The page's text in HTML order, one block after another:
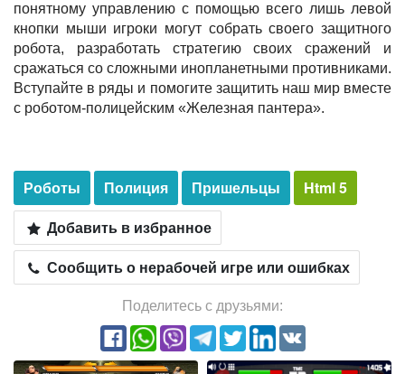
понятному управлению с помощью всего лишь левой
кнопки мыши игроки могут собрать своего защитного
робота, разработать стратегию своих сражений и
сражаться со сложными инопланетными противниками.
Вступайте в ряды и помогите защитить наш мир вместе
с роботом-полицейским «Железная пантера».
Роботы Полиция Пришельцы
Html 5
Добавить в избранное
Сообщить о нерабочей игре или ошибках
Поделитесь с друзьями: